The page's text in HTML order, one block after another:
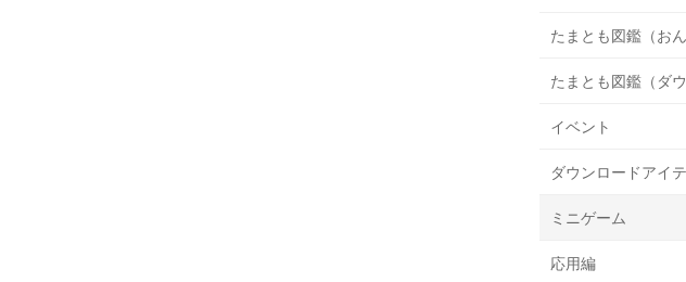
たまとも図鑑（おん
たまとも図鑑（ダ
イベント
ダウンロードアイ
ミニゲーム
応用編